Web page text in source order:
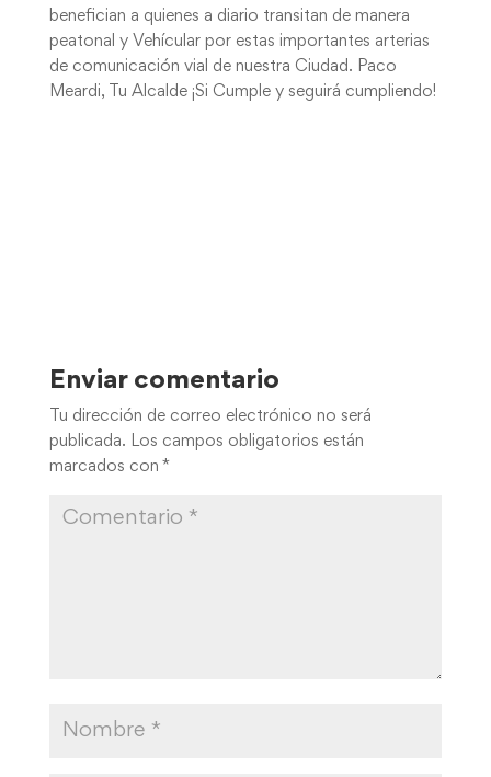
benefician a quienes a diario transitan de manera
peatonal y Vehícular por estas importantes arterias
de comunicación vial de nuestra Ciudad. Paco
Meardi, Tu Alcalde ¡Si Cumple y seguirá cumpliendo!
Enviar comentario
Tu dirección de correo electrónico no será
publicada. Los campos obligatorios están
marcados con *